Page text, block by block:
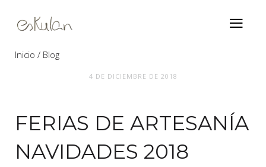
Inicio Blog
4 DE DICIEMBRE DE 2018
FERIAS DE ARTESANÍA
NAVIDADES 2018